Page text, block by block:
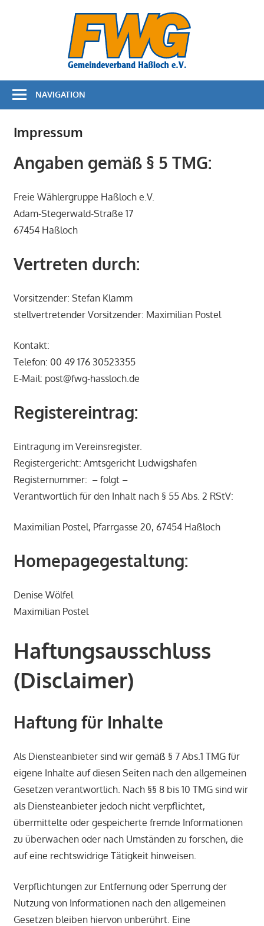
Bürger
NAVIGATION
Impressum
Angaben gemäß § 5 TMG:
Freie Wählergruppe Haßloch e.V.
Adam-Stegerwald-Straße 17
67454 Haßloch
Vertreten durch:
Vorsitzender: Stefan Klamm
stellvertretender Vorsitzender: Maximilian Postel
Kontakt:
Telefon: 00 49 176 30523355
E-Mail: post@fwg-hassloch.de
Registereintrag:
Eintragung im Vereinsregister.
Registergericht: Amtsgericht Ludwigshafen
Registernummer: – folgt –
Verantwortlich für den Inhalt nach § 55 Abs. 2 RStV:
Maximilian Postel, Pfarrgasse 20, 67454 Haßloch
Homepagegestaltung:
Denise Wölfel
Maximilian Postel
Haftungsausschluss
(Disclaimer)
Haftung für Inhalte
Als Diensteanbieter sind wir gemäß § 7 Abs.1 TMG für
eigene Inhalte auf diesen Seiten nach den allgemeinen
Gesetzen verantwortlich. Nach §§ 8 bis 10 TMG sind wir
als Diensteanbieter jedoch nicht verpflichtet,
übermittelte oder gespeicherte fremde Informationen
zu überwachen oder nach Umständen zu forschen, die
auf eine rechtswidrige Tätigkeit hinweisen.
Verpflichtungen zur Entfernung oder Sperrung der
Nutzung von Informationen nach den allgemeinen
Gesetzen bleiben hiervon unberührt. Eine